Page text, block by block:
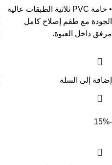
• خامة PVC ثلاثية الطبقات عالية
الجودة مع طقم إصلاح كامل
مرفق داخل العبوة.
إضافة إلى السلة
-15%